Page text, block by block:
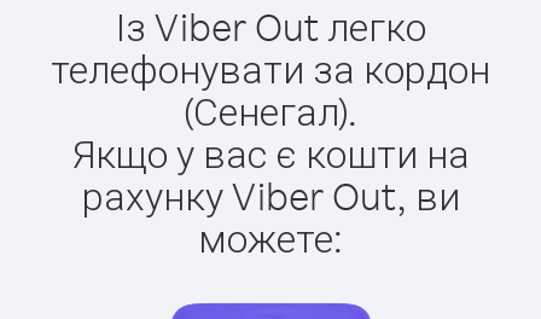
Із Viber Out легко
телефонувати за кордон
(Сенегал).
Якщо у вас є кошти на
рахунку Viber Out, ви
можете: